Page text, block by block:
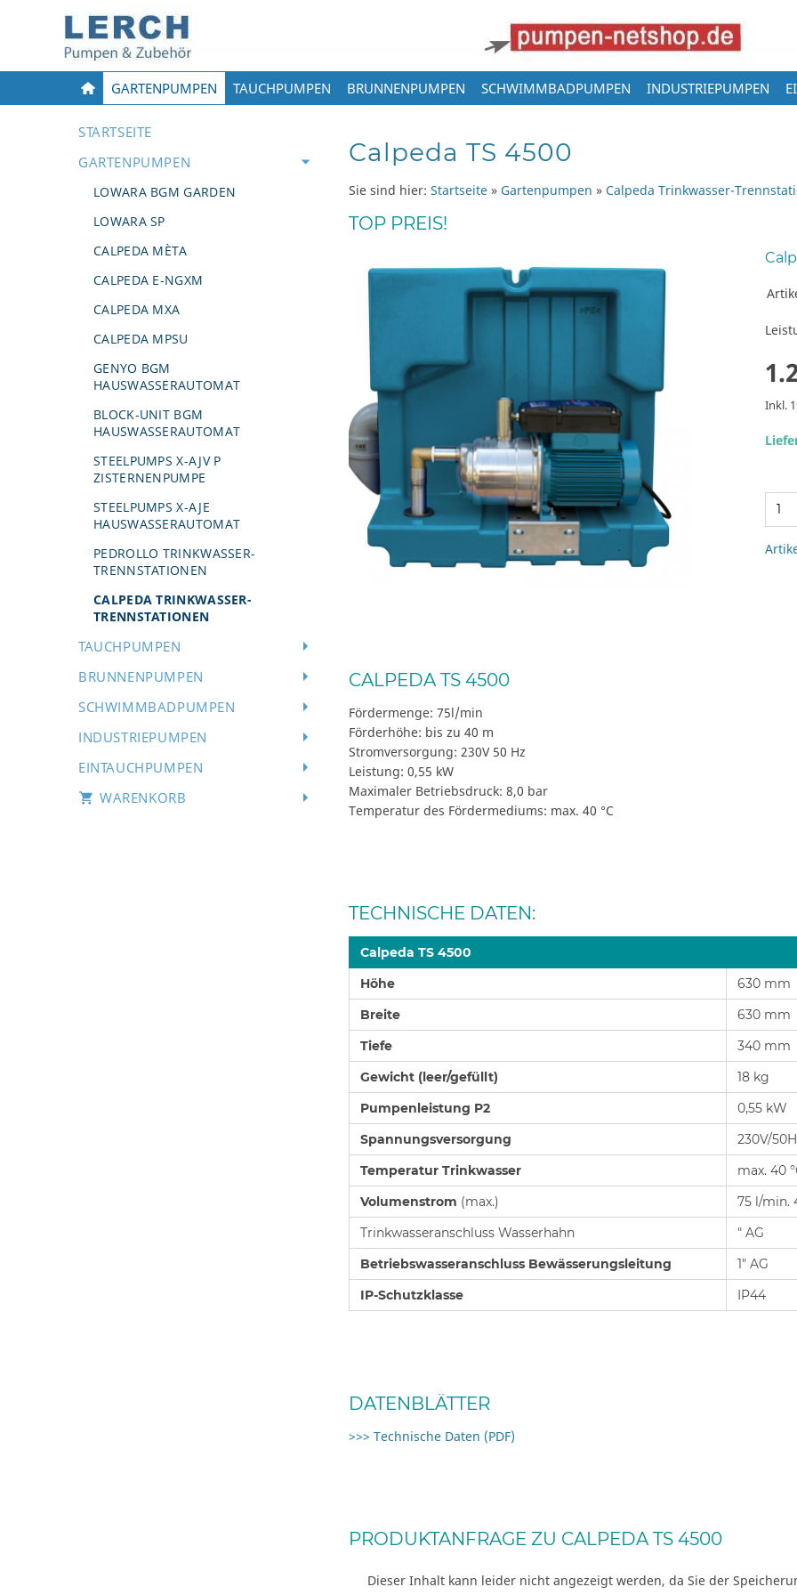
GARTENPUMPEN TAUCHPUMPEN BRUNNENPUMPEN SCHWIMMBADPUMPEN INDUSTRIEPUMPEN
STARTSEITE
GARTENPUMPEN
LOWARA BGM GARDEN
LOWARA SP
CALPEDA MÈTA
CALPEDA E-NGXM
CALPEDA MXA
CALPEDA MPSU
GENYO BGM
HAUSWASSERAUTOMAT
BLOCK-UNIT BGM
HAUSWASSERAUTOMAT
STEELPUMPS X-AJV P
ZISTERNENPUMPE
STEELPUMPS X-AJE
HAUSWASSERAUTOMAT
PEDROLLO TRINKWASSER-
TRENNSTATIONEN
CALPEDA TRINKWASSER-
TRENNSTATIONEN
TAUCHPUMPEN
BRUNNENPUMPEN
SCHWIMMBADPUMPEN
INDUSTRIEPUMPEN
EINTAUCHPUMPEN
WARENKORB
Calpeda TS 4500
Sie sind hier: Startseite » Gartenpumpen » Calpeda Trinkwasser-
TOP PREIS!
Inkl.
CALPEDA TS 4500
Fördermenge: 75l/min
Förderhöhe: bis zu 40 m
Stromversorgung: 230V 50 Hz
Leistung: 0,55 kW
Maximaler Betriebsdruck: 8,0 bar
Temperatur des Fördermediums: max. 40 °C
TECHNISCHE DATEN:
Calpeda TS 4500
Höhe
630 mm
Breite
630 mm
Tiefe
340 mm
Gewicht (leer/gefüllt)
18 kg
Pumpenleistung P2
0,55 kW
Spannungsversorgung
230V/
Temperatur Trinkwasser
max. 40
Volumenstrom (max.)
75 l/min.
Trinkwasseranschluss Wasserhahn
" AG
Betriebswasseranschluss Bewässerungsleitung
1" AG
IP-Schutzklasse
IP44
DATENBLÄTTER
>>> Technische Daten (PDF)
PRODUKTANFRAGE ZU CALPEDA TS 4500
Dieser Inhalt kann leider nicht angezeigt werden, da Sie der